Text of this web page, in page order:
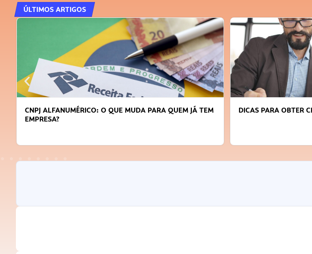
ÚLTIMOS ARTIGOS
DICAS PARA OBTER CRÉDITO
FAÇA A DIFERENÇA: